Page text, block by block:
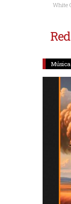
White
Música